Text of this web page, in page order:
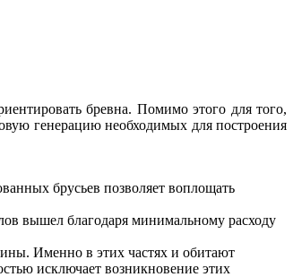
бревна. Помимо этого для того,
генерацию необходимых для построения
брусьев позволяет воплощать
вышел благодаря минимальному расходу
Именно в этих частях и обитают
исключает возникновение этих